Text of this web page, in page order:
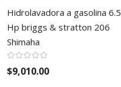
Hidrolavadora a gasolina 6.5
Hp briggs & stratton 206
Shimaha
$9,010.00